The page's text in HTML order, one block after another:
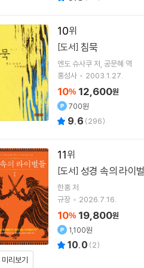
10
[도서] 침묵
엔도 슈사쿠저 공문혜 역
홍성사
2003.1.27.
10% 12,600원
700원
9.6 (296)
11
미리보기
[도서] 성경 속의 라이
한홍저
규장
2026.7.16.
10% 19,800원
1,100원
10.0 (2)